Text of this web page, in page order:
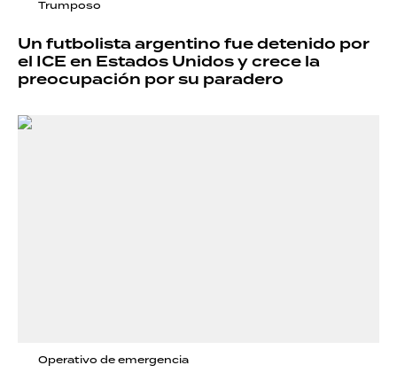
Trumposo
Un futbolista argentino fue detenido por
el ICE en Estados Unidos y crece la
preocupación por su paradero
Operativo de emergencia